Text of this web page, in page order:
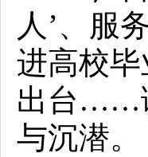
人’、服
进高校
出台……
与沉潜。